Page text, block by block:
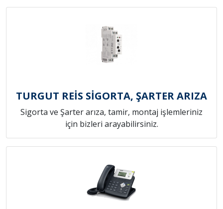
TURGUT REİS SİGORTA, ŞARTER ARIZA
Sigorta ve Şarter arıza, tamir, montaj işlemleriniz
için bizleri arayabilirsiniz.